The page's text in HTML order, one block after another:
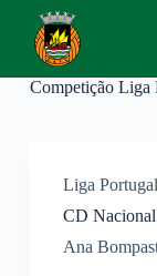
aCompetiçãoLiga
Liga Portugal
CD
Ana